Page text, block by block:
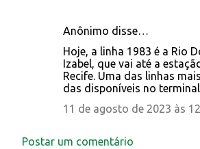
t
Anônimo disse…
Hoje, a linha 1983 é a Rio
Izabel, que vai até a
Recife. Uma das linhas
das disponíveis no
11 de agosto de 2023 às
Postar um comentário